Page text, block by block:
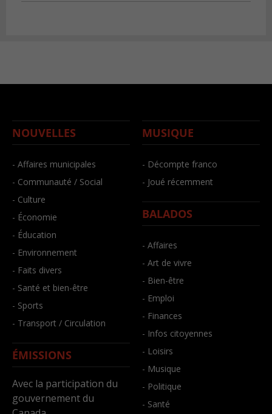
NOUVELLES
- Affaires municipales
- Communauté / Social
- Culture
- Économie
- Éducation
- Environnement
- Faits divers
- Santé et bien-être
- Sports
- Transport / Circulation
ÉMISSIONS
Avec la participation du
gouvernement du
MUSIQUE
- Décompte franco
- Joué récemment
BALADOS
- Affaires
- Art de vivre
- Bien-être
- Emploi
- Finances
- Infos citoyennes
- Loisirs
- Musique
- Politique
- Santé